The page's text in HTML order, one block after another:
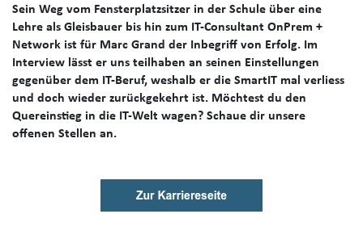
Sein Weg vom Fensterplatzsitzer in der Schule über eine
Lehre als Gleisbauer bis hin zum IT-Consultant OnPrem +
Network ist für Marc Grand der Inbegriff von Erfolg. Im
Interview lässt er uns teilhaben an seinen Einstellungen
gegenüber dem IT-Beruf, weshalb er die SmartIT mal verliess
und doch wieder zurückgekehrt ist. Möchtest du den
Quereinstieg in die IT-Welt wagen? Schaue dir unsere
offenen Stellen an.